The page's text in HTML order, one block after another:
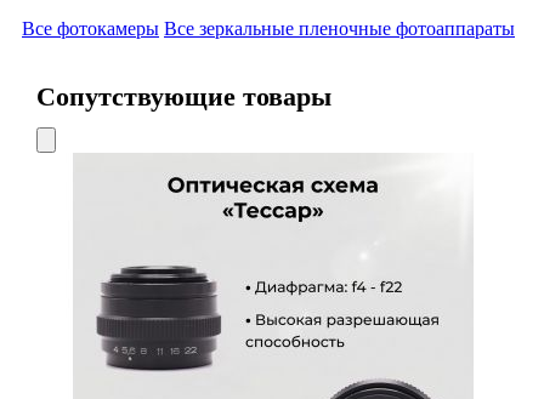
Все фотокамеры Все зеркальные пленочные фотоаппараты
Сопутствующие товары